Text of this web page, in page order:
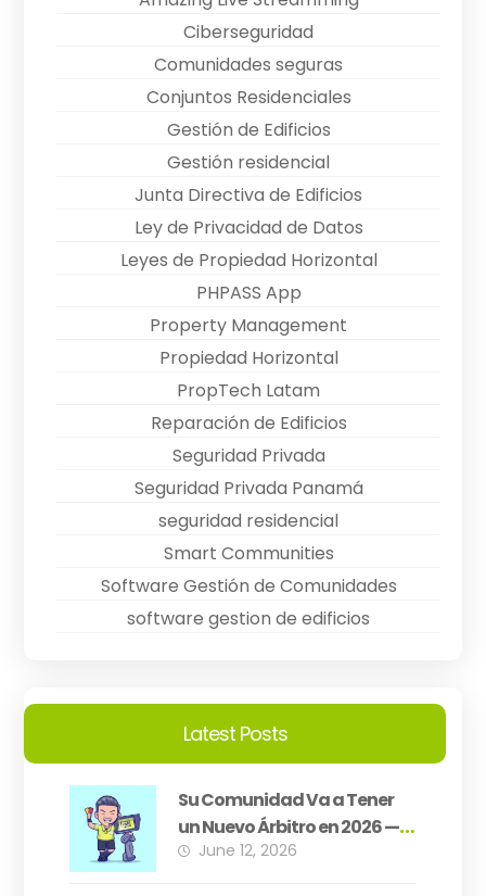
Ciberseguridad
Comunidades seguras
Conjuntos Residenciales
Gestión de Edificios
Gestión residencial
Junta Directiva de Edificios
Ley de Privacidad de Datos
Leyes de Propiedad Horizontal
PHPASS App
Property Management
Propiedad Horizontal
PropTech Latam
Reparación de Edificios
Seguridad Privada
Seguridad Privada Panamá
seguridad residencial
Smart Communities
Software Gestión de Comunidades
software gestion de edificios
Latest Posts
Su Comunidad Va a Tener
un Nuevo Árbitro en 2026 —
¿Está Su PH Preparado?
June 12, 2026